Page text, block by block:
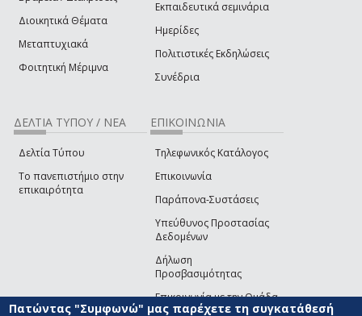
Διοικητικά Θέματα
Μεταπτυχιακά
Φοιτητική Μέριμνα
Εκπαιδευτικά σεμινάρια
Ημερίδες
Πολιτιστικές Εκδηλώσεις
Συνέδρια
ΔΕΛΤΙΑ ΤΥΠΟΥ / ΝΕΑ
Δελτία Τύπου
Το πανεπιστήμιο στην
επικαιρότητα
ΕΠΙΚΟΙΝΩΝΙΑ
Τηλεφωνικός Κατάλογος
Επικοινωνία
Παράπονα-Συστάσεις
Υπεύθυνος Προστασίας
Δεδομένων
Δήλωση
Προσβασιμότητας
Επικοινωνία με την Ομάδα
Ανάπτυξης του site(link sends e-mail)
Πατώντας "Συμφωνώ" μας παρέχετε τη συγκατάθεσή